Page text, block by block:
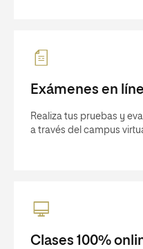
Exámenes en
Realiza tus pruebas y
a través del campus
Clases 100%